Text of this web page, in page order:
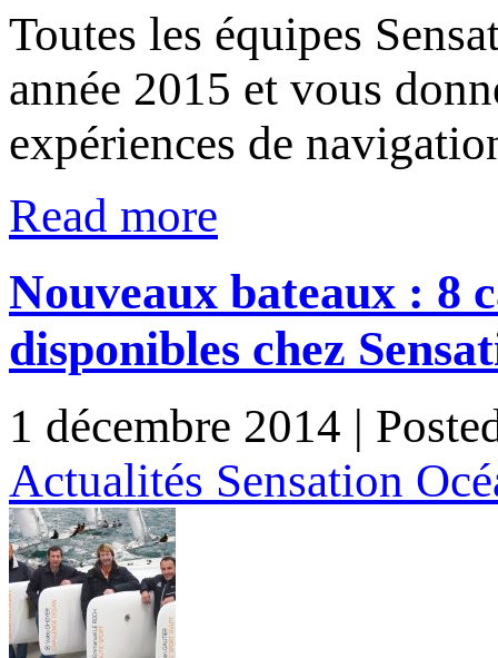
Toutes les équipes
année 2015 et vous
expériences de
Read more
Nouveaux bateaux : 8
disponibles chez
1 décembre 2014 |
Actualités Sensation